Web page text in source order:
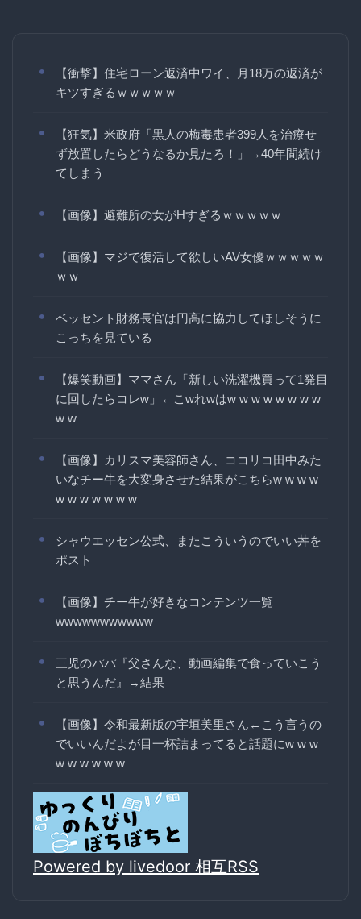
【衝撃】住宅ローン返済中ワイ、月18万の返済が
キツすぎるｗｗｗｗｗ
【狂気】米政府「黒人の梅毒患者399人を治療せ
ず放置したらどうなるか見たろ！」→40年間続け
てしまう
【画像】避難所の女がHすぎるｗｗｗｗｗ
【画像】マジで復活して欲しいAV女優ｗｗｗｗｗ
ｗｗ
ベッセント財務長官は円高に協力してほしそうに
こっちを見ている
【爆笑動画】ママさん「新しい洗濯機買って1発目
に回したらコレw」←こwれwはw w w w w w w w
w w
【画像】カリスマ美容師さん、ココリコ田中みた
いなチー牛を大変身させた結果がこちらw w w w
w w w w w w w
シャウエッセン公式、またこういうのでいい丼を
ポスト
【画像】チー牛が好きなコンテンツ一覧
wwwwwwwwwww
三児のパパ『父さんな、動画編集で食っていこう
と思うんだ』→結果
【画像】令和最新版の宇垣美里さん←こう言うの
でいいんだよが目一杯詰まってると話題にw w w
w w w w w w
Powered by livedoor 相互RSS